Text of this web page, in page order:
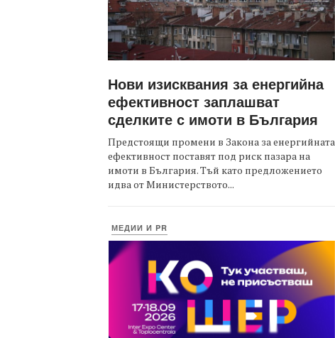
Нови изисквания за енергийна
ефективност заплашват
сделките с имоти в България
Предстоящи промени в Закона за енергийната
ефективност поставят под риск пазара на
имоти в България. Тъй като предложението
идва от Министерството...
МЕДИИ И PR